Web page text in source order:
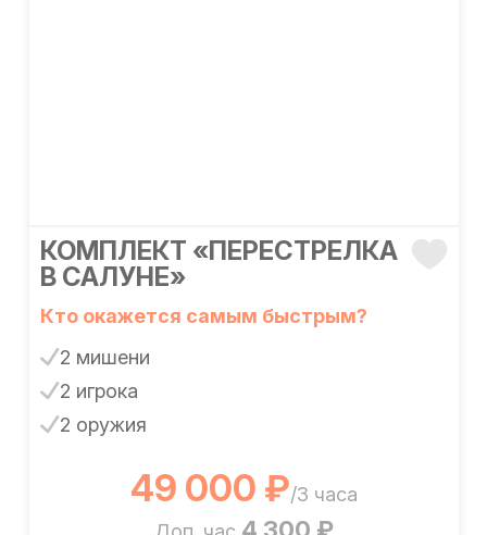
КОМПЛЕКТ «ПЕРЕСТРЕЛКА
В САЛУНЕ»
Кто окажется самым быстрым?
2 мишени
2 игрока
2 оружия
49 000 ₽/3 часа